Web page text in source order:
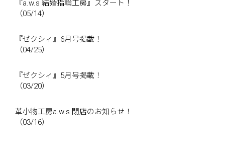
『a.w.s 結婚指輪工房』スタート！
（05/14）
『ゼクシィ』6月号掲載！
（04/25）
『ゼクシィ』5月号掲載！
（03/20）
革小物工房a.w.s 閉店のお知らせ！
（03/16）